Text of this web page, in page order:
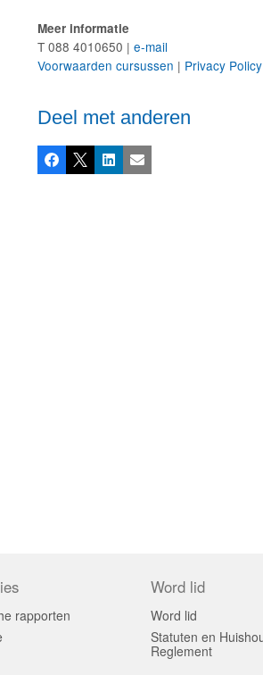
Meer informatie
T 088 4010650 | e-mail
Voorwaarden cursussen | Privacy Policy
Deel met anderen
Facebook
X LinkedInE-mail
rapporten
Word lid
Word lid
Statuten en
Reglement